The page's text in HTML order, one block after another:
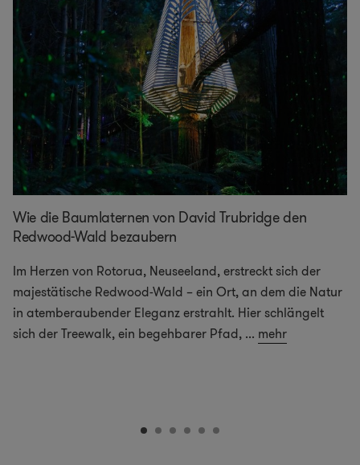
Wie die Baumlaternen von David Trubridge den
Redwood-Wald bezaubern
Im Herzen von Rotorua, Neuseeland, erstreckt sich der
majestätische Redwood-Wald – ein Ort, an dem die Natur
in atemberaubender Eleganz erstrahlt. Hier schlängelt
sich der Treewalk, ein begehbarer Pfad, ... mehr